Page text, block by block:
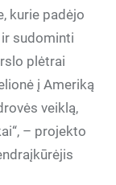
kurie padėjo
sudominti
plėtrai
į Ameriką
veiklą,
– projekto